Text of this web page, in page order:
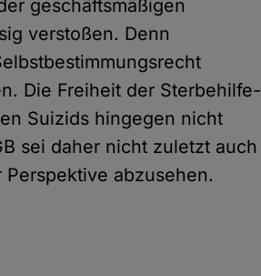
geschäftsmäßigen
verstoßen. Denn
Die Freiheit der Sterbehilfe-
Suizids hingegen nicht
sei daher nicht zuletzt auch
abzusehen.